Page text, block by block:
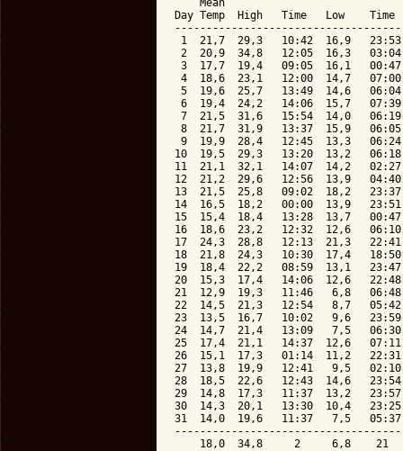
Mean
Day Temp  High   Time   Low
1  21,7  29,3   10:42  16,9
2  20,9  34,8   12:05  16,3
3  17,7  19,4   09:05  16,1
4  18,6  23,1   12:00  14,7
5  19,6  25,7   13:49  14,6
6  19,4  24,2   14:06  15,7
7  21,5  31,6   15:54  14,0
8  21,7  31,9   13:37  15,9
9  19,9  28,4   12:45  13,3
10  19,5  29,3   13:20  13,2
11  21,1  32,1   14:07  14,2
12  21,2  29,6   12:56  13,9
13  21,5  25,8   09:02  18,2
14  16,5  18,2   00:00  13,9
15  15,4  18,4   13:28  13,7
16  18,6  23,2   12:32  12,6
17  24,3  28,8   12:13  21,3
18  21,8  24,3   10:30  17,4
19  18,4  22,2   08:59  13,1
20  15,3  17,4   14:06  12,6
21  12,9  19,3   11:46   6,8
22  14,5  21,3   12:54   8,7
23  13,5  16,7   10:02   9,6
24  14,7  21,4   13:09   7,5
25  17,4  21,1   14:37  12,6
26  15,1  17,3   01:14  11,2
27  13,8  19,9   12:41   9,5
28  18,5  22,6   12:43  14,6
29  14,8  17,3   11:37  13,2
30  14,3  20,1   13:30  10,4
31  14,0  19,6   11:37   7,5
18,0  34,8     2     6,8    21